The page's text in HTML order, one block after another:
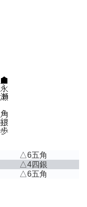
△6五角
△4四銀
△6五角